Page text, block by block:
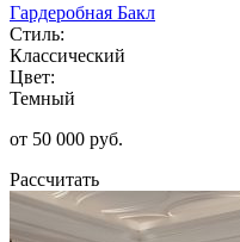
Гардеробная Бакл
Стиль:
Классический
Цвет:
Темный
от 50 000 руб.
Рассчитать